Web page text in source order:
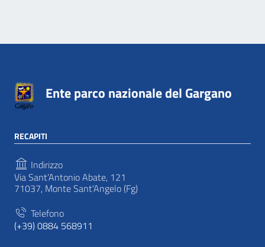
Ente parco nazionale del Gargano
RECAPITI
Indirizzo
Via Sant’Antonio Abate, 121
71037, Monte Sant'Angelo (Fg)
Telefono
(+39) 0884 568911